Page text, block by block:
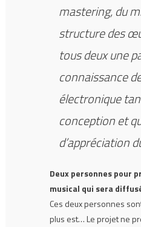
mastering, du
structure des
tous deux une
connaissance
électronique
conception et
d’appréciation
Deux personnes pour
musical qui sera
Ces deux personnes
plus est… Le projet ne